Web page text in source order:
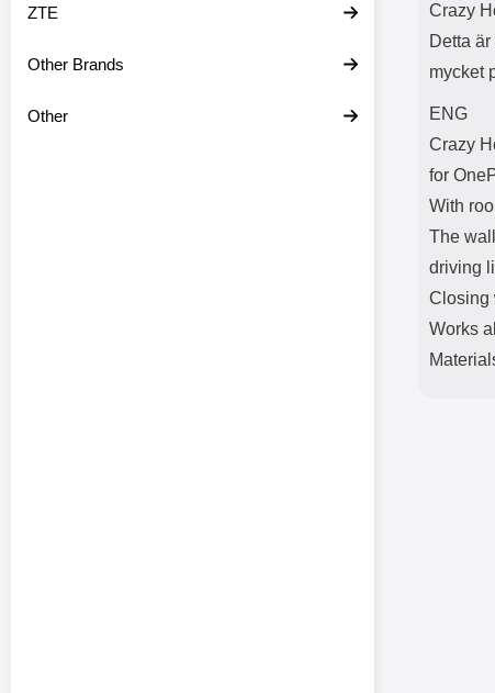
ZTE
Other Brands
Other
Crazy
Detta
mycket
ENG
Crazy
for
With
The
driving
Closing
Works